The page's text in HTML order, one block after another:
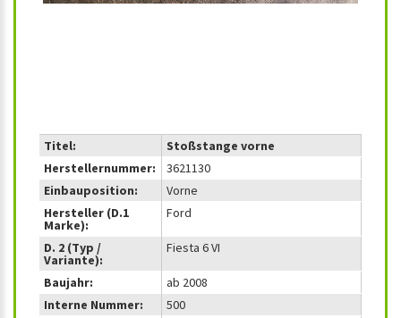
Titel:
Stoßstange vorne
Herstellernummer:
3621130
Einbauposition:
Vorne
Hersteller (D.1
Marke):
Ford
D. 2 (Typ /
Variante):
Fiesta 6 VI
Baujahr:
ab 2008
Interne Nummer:
500